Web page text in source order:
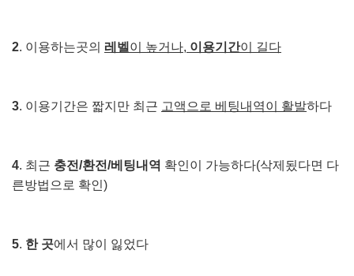
2. 이용하는곳의 레벨 이 높거나, 이용기간이 길다
3. 이용기간은 짧지만 최근 고액으로 베팅내역이 활발하다
4. 최근 충전/환전/베팅내역 확인이 가능하다(삭제됬다면 다
른방법으로 확인)
5. 한 곳에서 많이 잃었다